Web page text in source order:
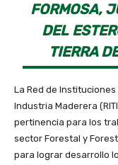
FORMOSA,
DEL
TIERRA
La Red de
Industria Maderera
pertinencia para los
sector Forestal y
para lograr desarrollo